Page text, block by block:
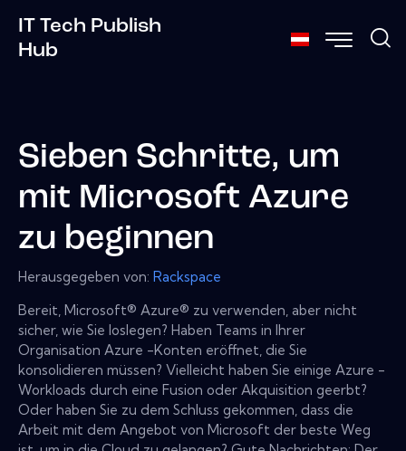
IT Tech Publish
Hub
Sieben Schritte, um
mit Microsoft Azure
zu beginnen
Herausgegeben von: Rackspace
Bereit, Microsoft® Azure® zu verwenden, aber nicht
sicher, wie Sie loslegen? Haben Teams in Ihrer
Organisation Azure -Konten eröffnet, die Sie
konsolidieren müssen? Vielleicht haben Sie einige Azure -
Workloads durch eine Fusion oder Akquisition geerbt?
Oder haben Sie zu dem Schluss gekommen, dass die
Arbeit mit dem Angebot von Microsoft der beste Weg